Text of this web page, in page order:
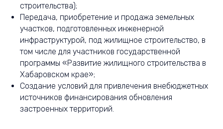
строительства);
Передача, приобретение и продажа земельных
участков, подготовленных инженерной
инфраструктурой, под жилищное строительство, в
том числе для участников государственной
программы «Развитие жилищного строительства в
Хабаровском крае»;
Создание условий для привлечения внебюджетных
источников финансирования обновления
застроенных территорий.